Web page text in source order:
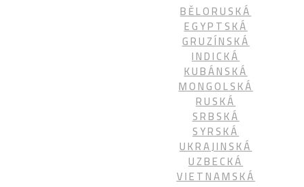
BĚLORUSKÁ
EGYPTSKÁ
GRUZÍNSKÁ
INDICKÁ
KUBÁNSKÁ
MONGOLSKÁ
RUSKÁ
SRBSKÁ
SYRSKÁ
UKRAJINSKÁ
UZBECKÁ
VIETNAMSKÁ